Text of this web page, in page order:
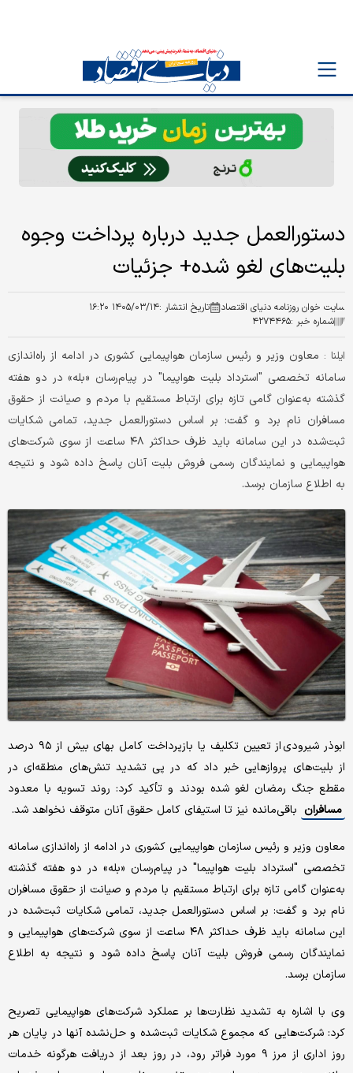
دستورالعمل جدید درباره پرداخت وجوه
بلیت‌های لغو شده+ جزئیات
سایت خوان روزنامه دنیای اقتصاد تاریخ انتشار :۱۴۰۵/۰۳/۱۴ ۱۶:۲۰
شماره خبر :۴۲۷۴۴۶۵
ایلنا : معاون وزیر و رئیس سازمان هواپیمایی کشوری در ادامه از راه‌اندازی
سامانه تخصصی "استرداد بلیت هواپیما" در پیام‌رسان «بله» در دو هفته
گذشته به‌عنوان گامی تازه برای ارتباط مستقیم با مردم و صیانت از حقوق
مسافران نام برد و گفت: بر اساس دستورالعمل جدید، تمامی شکایات
ثبت‌شده در این سامانه باید ظرف حداکثر ۴۸ ساعت از سوی شرکت‌های
هواپیمایی و نمایندگان رسمی فروش بلیت آنان پاسخ داده شود و نتیجه
به اطلاع سازمان برسد.
ابوذر شیرودی از تعیین تکلیف یا بازپرداخت کامل بهای بیش از ۹۵ درصد
از بلیت‌های پروازهایی خبر داد که در پی تشدید تنش‌های منطقه‌ای در
مقطع جنگ رمضان لغو شده بودند و تأکید کرد: روند تسویه با معدود
مسافران باقی‌مانده نیز تا استیفای کامل حقوق آنان متوقف نخواهد شد.
معاون وزیر و رئیس سازمان هواپیمایی کشوری در ادامه از راه‌اندازی سامانه
تخصصی "استرداد بلیت هواپیما" در پیام‌رسان «بله» در دو هفته گذشته
به‌عنوان گامی تازه برای ارتباط مستقیم با مردم و صیانت از حقوق مسافران
نام برد و گفت: بر اساس دستورالعمل جدید، تمامی شکایات ثبت‌شده در
این سامانه باید ظرف حداکثر ۴۸ ساعت از سوی شرکت‌های هواپیمایی و
نمایندگان رسمی فروش بلیت آنان پاسخ داده شود و نتیجه به اطلاع
سازمان برسد.
وی با اشاره به تشدید نظارت‌ها بر عملکرد شرکت‌های هواپیمایی تصریح
کرد: شرکت‌هایی که مجموع شکایات ثبت‌شده و حل‌نشده آنها در پایان هر
روز اداری از مرز ۹ مورد فراتر رود، در روز بعد از دریافت هرگونه خدمات